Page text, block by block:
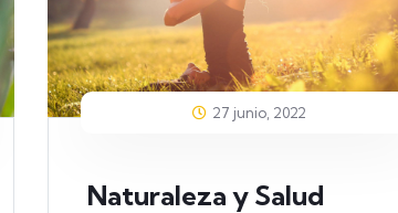
27 junio, 2022
Naturaleza y Salud